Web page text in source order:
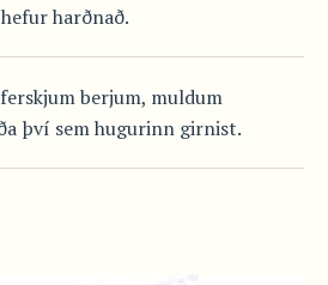
harðnað.
berjum, muldum
því sem hugurinn girnist.